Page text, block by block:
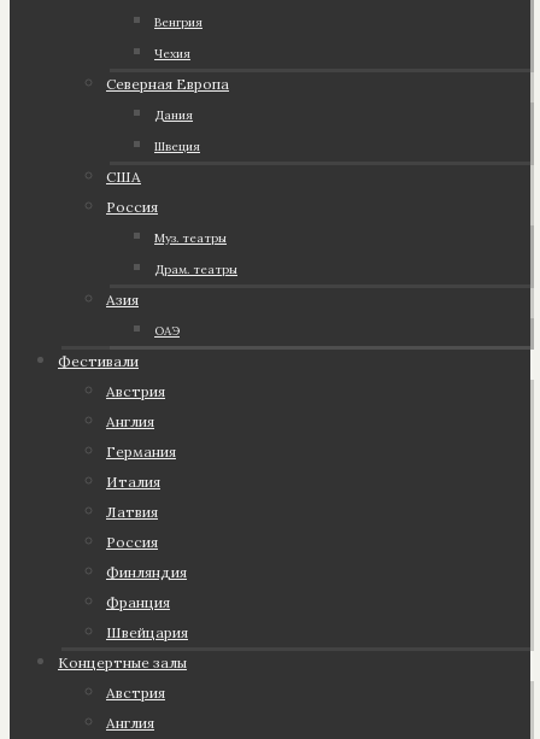
Венгрия
Чехия
Северная Европа
Дания
Швеция
США
Россия
Муз. театры
Драм. театры
Азия
ОАЭ
Фестивали
Австрия
Англия
Германия
Италия
Латвия
Россия
Финляндия
Франция
Швейцария
Концертные залы
Австрия
Англия